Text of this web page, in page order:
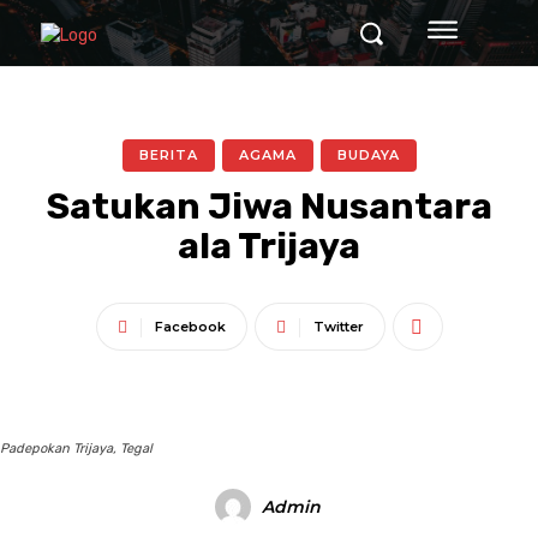
BERITA AGAMA BUDAYA
Satukan Jiwa Nusantara
ala Trijaya
Facebook Twitter
Padepokan Trijaya, Tegal
Admin